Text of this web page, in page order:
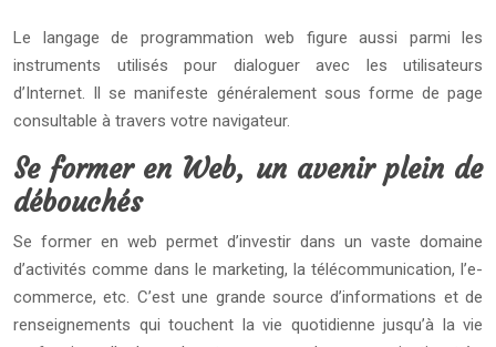
Le langage de programmation web figure aussi parmi les
instruments utilisés pour dialoguer avec les utilisateurs
d’Internet. Il se manifeste généralement sous forme de page
consultable à travers votre navigateur.
Se former en Web, un avenir plein de
débouchés
Se former en web permet d’investir dans un vaste domaine
d’activités comme dans le marketing, la télécommunication, l’e-
commerce, etc. C’est une grande source d’informations et de
renseignements qui touchent la vie quotidienne jusqu’à la vie